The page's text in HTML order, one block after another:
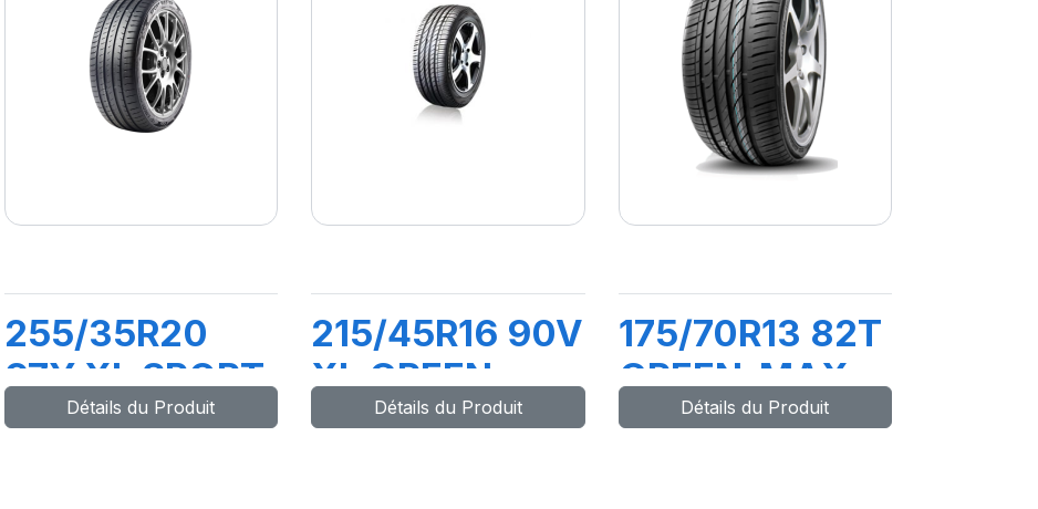
255/35R20
97Y XL SPORT
MASTER
Détails du Produit
215/45R16 90V
XL GREEN-
MAXDétails du Produit
175/70R13 82T
GREEN-MAX
ET
Détails du Produit